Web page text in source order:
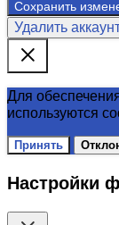
Сохранить
Удалить
Для
используются
Принять
Настройки